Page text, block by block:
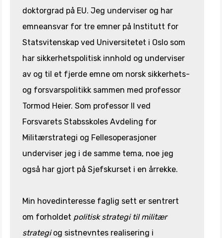
doktorgrad på EU. Jeg underviser og har
emneansvar for tre emner på Institutt for
Statsvitenskap ved Universitetet i Oslo som
har sikkerhetspolitisk innhold og underviser
av og til et fjerde emne om norsk sikkerhets-
og forsvarspolitikk sammen med professor
Tormod Heier. Som professor II ved
Forsvarets Stabsskoles Avdeling for
Militærstrategi og Fellesoperasjoner
underviser jeg i de samme tema, noe jeg
også har gjort på Sjefskurset i en årrekke.
Min hovedinteresse faglig sett er sentrert
om forholdet politisk strategi til militær
strategiog sistnevntes realisering i